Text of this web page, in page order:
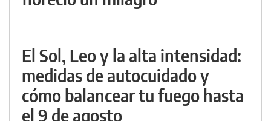
El Sol, Leo y la alta intensidad:
medidas de autocuidado y
cómo balancear tu fuego hasta
el 9 de agosto